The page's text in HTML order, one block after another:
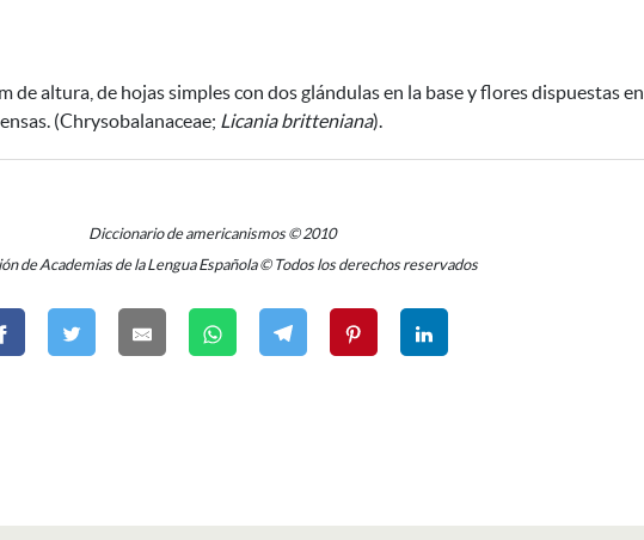
de altura, de hojas simples con dos glándulas en la base y flores dispuestas en
(Chrysobalanaceae; Licania britteniana).
Diccionario de americanismos © 2010
de Academias de la Lengua Española © Todos los derechos reservados